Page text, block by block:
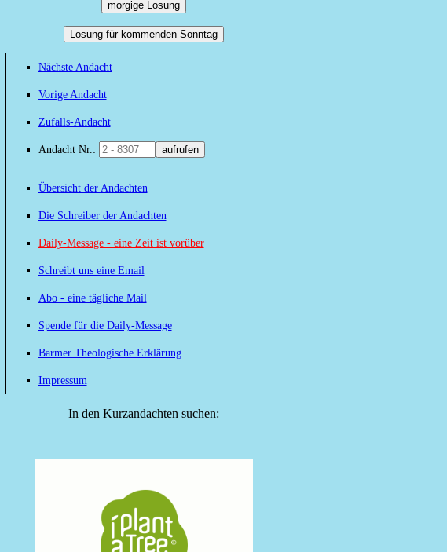
morgige Losung
Losung für kommenden Sonntag
Nächste Andacht
Vorige Andacht
Zufalls-Andacht
Andacht Nr.: aufrufen
Übersicht der Andachten
Die Schreiber der Andachten
Daily-Message - eine Zeit ist vorüber
Schreibt uns eine Email
Abo - eine tägliche Mail
Spende für die Daily-Message
Barmer Theologische Erklärung
Impressum
In den Kurzandachten suchen: